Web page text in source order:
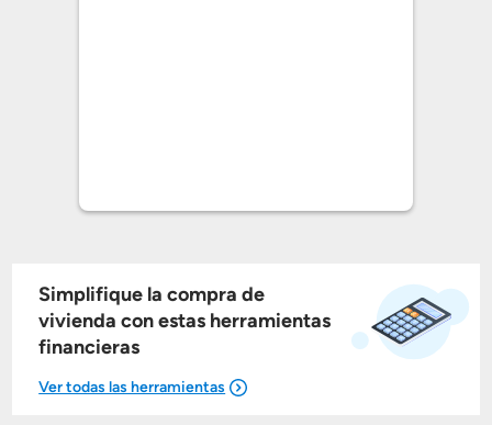
Simplifique la compra de
vivienda con estas herramientas
financieras